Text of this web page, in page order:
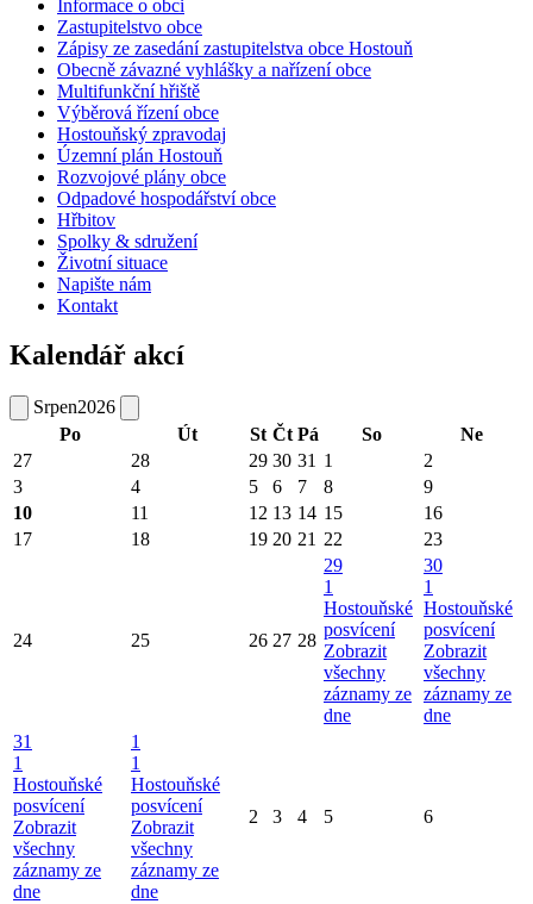
Informace o obci
Zastupitelstvo obce
Zápisy ze zasedání zastupitelstva obce Hostouň
Obecně závazné vyhlášky a nařízení obce
Multifunkční hřiště
Výběrová řízení obce
Hostouňský zpravodaj
Územní plán Hostouň
Rozvojové plány obce
Odpadové hospodářství obce
Hřbitov
Spolky & sdružení
Životní situace
Napište nám
Kontakt
Kalendář akcí
Srpen2026
Po
Út St Čt Pá So
Ne
27
28 29 30 31 1
2
3
4 5 6 7 8
9
10
11 12 13 14 15
16
17
18 19 20 21 22 23
24 25 26 27 28
29
1
Hostouňské
posvícení
Zobrazit
všechny
záznamy ze
dne
30
1
Hostouňské
posvícení
Zobrazit
všechny
záznamy ze
dne
31
1
Hostouňské
posvícení
Zobrazit
všechny
záznamy ze
dne
1
1
Hostouňské
posvícení
Zobrazit
všechny
záznamy ze
dne
2 3 4 5 6